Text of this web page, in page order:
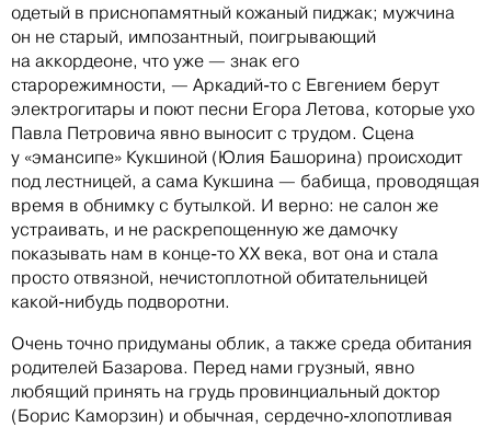
одетый в приснопамятный кожаный пиджак; мужчина
он не старый, импозантный, поигрывающий
на аккордеоне, что уже — знак его
старорежимности, — Аркадий-то с Евгением берут
электрогитары и поют песни Егора Летова, которые ухо
Павла Петровича явно выносит с трудом. Сцена
у «эмансипе» Кукшиной (Юлия Башорина) происходит
под лестницей, а сама Кукшина — бабища, проводящая
время в обнимку с бутылкой. И верно: не салон же
устраивать, и не раскрепощенную же дамочку
показывать нам в конце-то ХХ века, вот она и стала
просто отвязной, нечистоплотной обитательницей
какой-нибудь подворотни.
Очень точно придуманы облик, а также среда обитания
родителей Базарова. Перед нами грузный, явно
любящий принять на грудь провинциальный доктор
(Борис Каморзин) и обычная, сердечно-хлопотливая